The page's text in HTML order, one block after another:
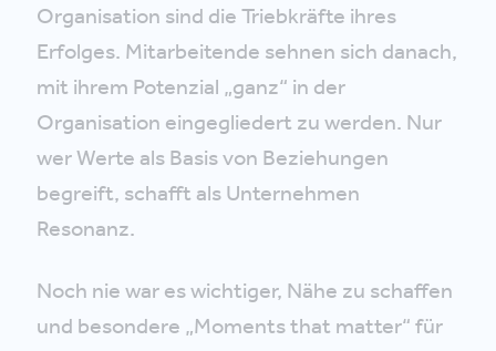
Organisation sind die Triebkräfte ihres
Erfolges. Mitarbeitende sehnen sich danach,
mit ihrem Potenzial „ganz“ in der
Organisation eingegliedert zu werden. Nur
wer Werte als Basis von Beziehungen
begreift, schafft als Unternehmen
Resonanz.
Noch nie war es wichtiger, Nähe zu schaffen
und besondere „Moments that matter“ für